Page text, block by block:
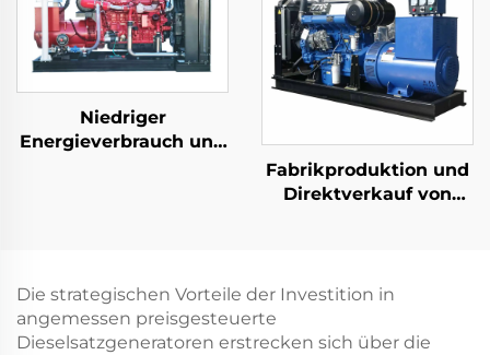
Nennspannung
Rückstossstart
Niedriger
Energieverbrauch und
Fabrikproduktion und
Direktverkauf von
Die strategischen Vorteile der Investition in
angemessen preisgesteuerte
Dieselsatzgeneratoren erstrecken sich über die